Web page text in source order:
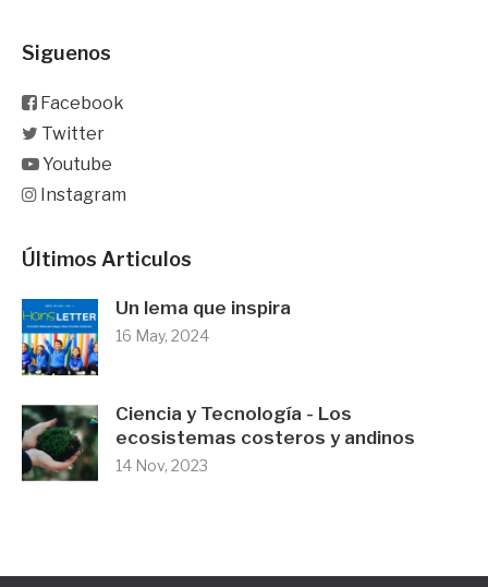
Siguenos
Facebook
Twitter
Youtube
Instagram
Últimos Articulos
Un lema que inspira
16 May, 2024
Ciencia y Tecnología - Los
ecosistemas costeros y andinos
14 Nov, 2023